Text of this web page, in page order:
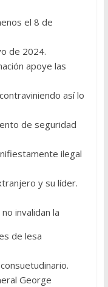
el 8 de
de 2024.
apoye las
así lo
de seguridad
ilegal
y su líder.
invalidan la
de lesa
George